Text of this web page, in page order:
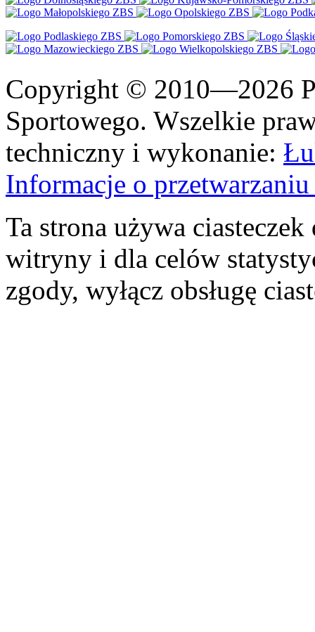
Copyright © 2010—2026
Sportowego. Wszelkie
techniczny i wykonanie:
Informacje o
Ta strona używa
witryny i dla celów
zgody, wyłącz obsługę